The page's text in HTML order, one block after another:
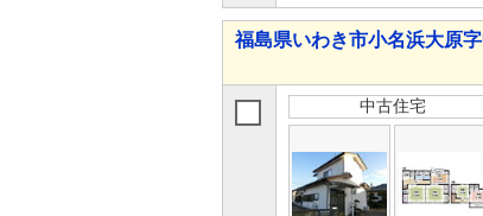
福島県いわき市小名浜大原
中古住宅